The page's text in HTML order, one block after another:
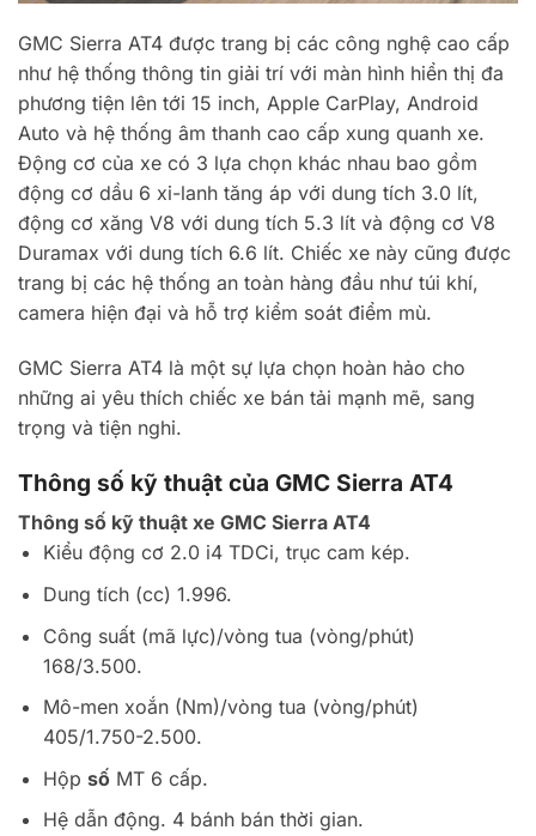
GMC Sierra AT4 được trang bị các công nghệ cao cấp
như hệ thống thông tin giải trí với màn hình hiển thị đa
phương tiện lên tới 15 inch, Apple CarPlay, Android
Auto và hệ thống âm thanh cao cấp xung quanh xe.
Động cơ của xe có 3 lựa chọn khác nhau bao gồm
động cơ dầu 6 xi-lanh tăng áp với dung tích 3.0 lít,
động cơ xăng V8 với dung tích 5.3 lít và động cơ V8
Duramax với dung tích 6.6 lít. Chiếc xe này cũng được
trang bị các hệ thống an toàn hàng đầu như túi khí,
camera hiện đại và hỗ trợ kiểm soát điểm mù.
GMC Sierra AT4 là một sự lựa chọn hoàn hảo cho
những ai yêu thích chiếc xe bán tải mạnh mẽ, sang
trọng và tiện nghi.
Thông số kỹ thuật của GMC Sierra AT4
Thông số kỹ thuật xe GMC Sierra AT4
Kiểu động cơ 2.0 i4 TDCi, trục cam kép.
Dung tích (cc) 1.996.
Công suất (mã lực)/vòng tua (vòng/phút)
168/3.500.
Mô-men xoắn (Nm)/vòng tua (vòng/phút)
405/1.750-2.500.
Hộp sốMT 6 cấp.
Hệ dẫn động. 4 bánh bán thời gian.